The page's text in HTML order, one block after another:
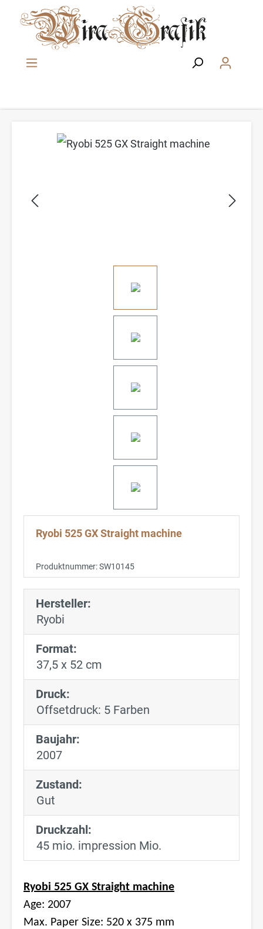
Zum Hauptinhalt springen
Bildergalerie überspringen
Ryobi 525 GX Straight machine
Produktnummer:SW10145
Hersteller:
Ryobi
Format:
37,5 x 52 cm
Druck:
Offsetdruck: 5 Farben
Baujahr:
2007
Zustand:
Gut
Druckzahl:
45 mio. impression Mio.
Ryobi 525 GX Straight machine
Age: 2007
Max. Paper Size: 520 x 375 mm